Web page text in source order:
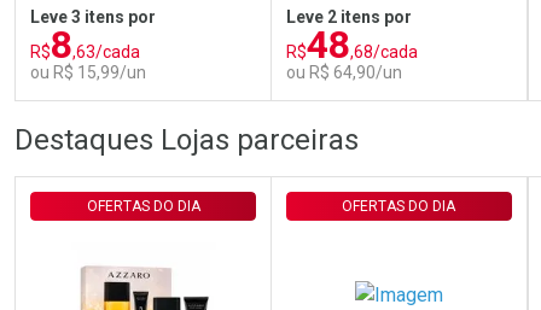
Leve 3 itens por
R$8,63/cada
ou R$ 15,99/un
FECHAR
Laboratório
FECHAR
Por Menos
Leve 2 itens por
R$48,68/cada
ou R$ 64,90/un
Por Menos
Destaques Lojas parceiras
OFERTAS DO DIA OFERTAS DO DIA